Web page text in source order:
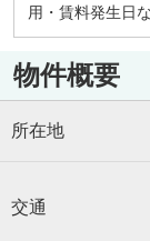
用・賃料発生日
物件概要
所在地
交通